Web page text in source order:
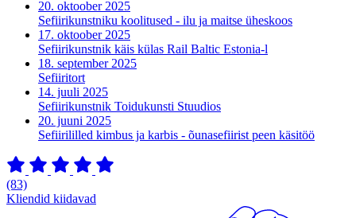
20. oktoober 2025
Sefiirikunstniku koolitused - ilu ja maitse üheskoos
17. oktoober 2025
Sefiirikunstnik käis külas Rail Baltic Estonia-l
18. september 2025
Sefiiritort
14. juuli 2025
Sefiirikunstnik Toidukunsti Stuudios
20. juuni 2025
Sefiirililled kimbus ja karbis - õunasefiirist peen käsitöö
(83)
Kliendid kiidavad